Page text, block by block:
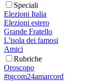
Speciali
Elezioni Italia
Elezioni estero
Grande Fratello
L'isola dei famosi
Amici
Rubriche
Oroscopo
#tgcom24amarcord